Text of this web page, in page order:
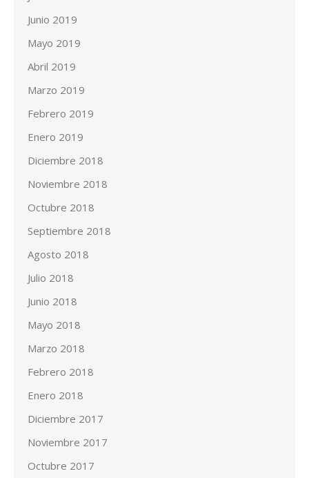
Junio 2019
Mayo 2019
Abril 2019
Marzo 2019
Febrero 2019
Enero 2019
Diciembre 2018
Noviembre 2018
Octubre 2018
Septiembre 2018
Agosto 2018
Julio 2018
Junio 2018
Mayo 2018
Marzo 2018
Febrero 2018
Enero 2018
Diciembre 2017
Noviembre 2017
Octubre 2017